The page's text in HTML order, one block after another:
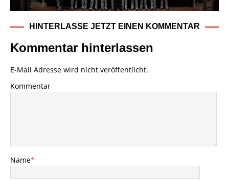
HINTERLASSE JETZT EINEN KOMMENTAR
Kommentar hinterlassen
E-Mail Adresse wird nicht veröffentlicht.
Kommentar
Name*